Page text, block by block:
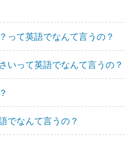
って英語でなんて言うの？
いって英語でなんて言うの？
でなんて言うの？